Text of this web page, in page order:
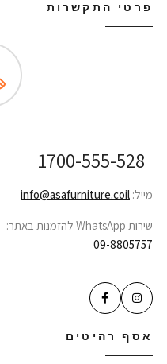
התקשרות
1700-555-
09-
רהיטים